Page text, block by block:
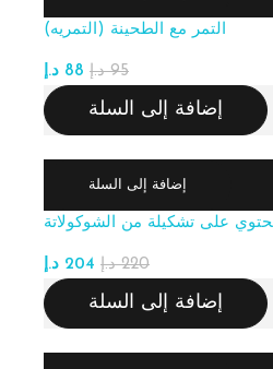
التمر مع الطحينة (التمريه)
95 د.إ 88 د.إ
إضافة إلى السلة
إضافة إلى السلة
على تشكيلة من الشوكولاتة
220 د.إ 204 د.إ
إضافة إلى السلة